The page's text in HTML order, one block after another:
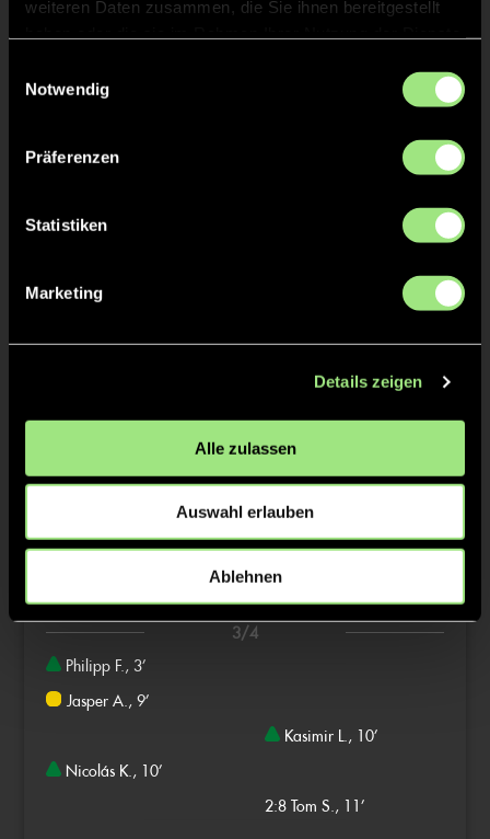
weiteren Daten zusammen, die Sie ihnen bereitgestellt
Notwendig
Präferenzen
Statistiken
Marketing
Details zeigen
Alle zulassen
Auswahl erlauben
Ablehnen
2/4
1:1 Conrad L., 4’
1:2 Max K., 5’
2:3 Tim F., 7’
2:10
3/4
Philipp F., 3’
Jasper A., 9’
Kasimir L., 10’
Nicolás K., 10’
2:8 Tom S., 11’